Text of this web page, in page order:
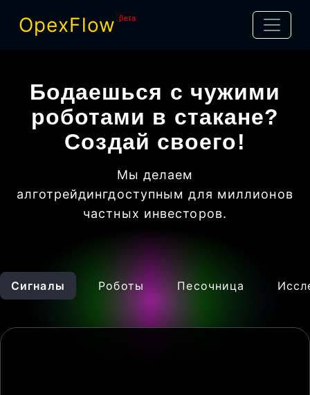
OpexFlow βeta
Бодаешься с чужими
роботами в стакане?
Создай своего!
Мы делаем
алготрейдингдоступным для миллионов
частных инвесторов.
Сигналы Роботы Песочница